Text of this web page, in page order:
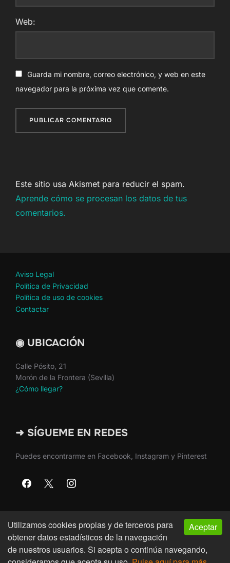
Aceptar
Utilizamos cookies propias y de terceros para
obtener datos estadísticos de la navegación
de nuestros usuarios. Si acepta o continúa navegando,
Web:
Guarda mi nombre, correo electrónico, y web en este
navegador para la próxima vez que comente.
Este sitio usa Akismet para reducir el spam.
Aprende cómo se procesan los datos de tus
comentarios.
Aviso Legal
Política de Privacidad
Política de uso de cookies
Contactar
◉ UBICACIÓN
Calle Pósito, 21
Morón de la Frontera (Sevilla)
¿Cómo llegar?
➜ SÍGUEME EN REDES
Puedes encontrarme en Facebook, Instagram y Pinterest
Copyright © 2026 · Martín Nieto · Morón de la Frontera
(Sevilla)